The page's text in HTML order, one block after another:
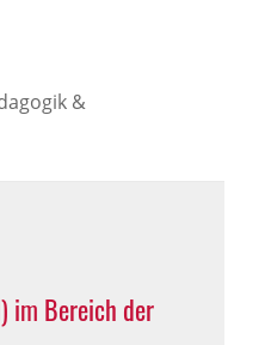
&
im Bereich der